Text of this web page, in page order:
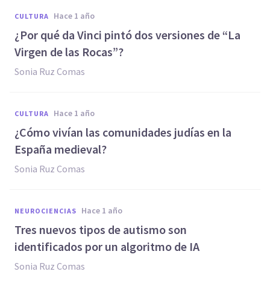
CULTURA hace 1 año
¿Por qué da Vinci pintó dos versiones de “La
Virgen de las Rocas”?
Sonia Ruz Comas
CULTURA hace 1 año
¿Cómo vivían las comunidades judías en la
España medieval?
Sonia Ruz Comas
NEUROCIENCIAS hace 1 año
Tres nuevos tipos de autismo son
identificados por un algoritmo de IA
Sonia Ruz Comas